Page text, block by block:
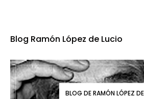
Blog Ramón López de Lucio
BLOG DE RAMÓN LÓPEZ